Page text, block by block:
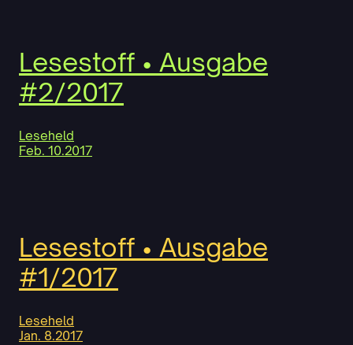
Lesestoff • Ausgabe
#2/2017
Leseheld
Feb. 10.2017
Lesestoff • Ausgabe
#1/2017
Leseheld
Jan. 8.2017